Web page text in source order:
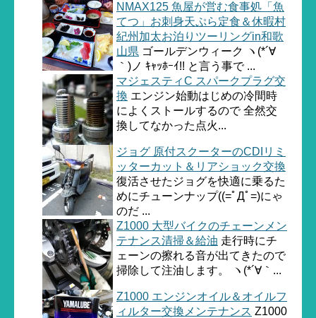
NMAX125 魚屋が営む食事処「魚
てつ」お刺身天ぷら定食＆休暇村
紀州加太お泊りツーリングin和歌
山県 ゴールデンウィーク ヽ(*´∀
｀)ノ ｷｬｯﾎｰｲ!! と言う事で ...
マジェスティC スパークプラグ交
換 エンジン始動はじめの冷間時
によくストールするので 全然交
換してなかった点火...
ジョグ 原付スクーターのCDIリミ
ッターカット＆リアショック交換
復活させたジョグを快適に乗るた
めにチューンナップ((=ﾟДﾟ=)にゃ
のだ ...
Z1000 大型バイクのチェーンメン
テナンス清掃＆給油 走行時にチ
ェーンの擦れる音が出てきたので
掃除して注油します。 ヽ(*´∀｀...
Z1000 エンジンオイル＆オイルフ
ィルター交換メンテナンス Z1000